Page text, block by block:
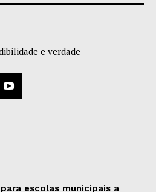
e verdade
para escolas municipais a